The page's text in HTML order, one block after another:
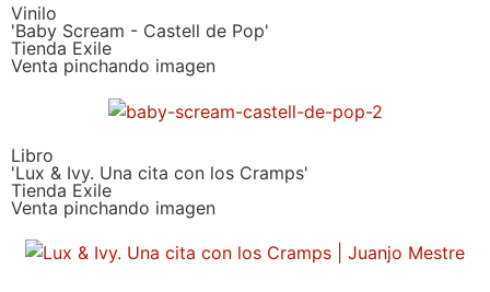
Vinilo
'Baby Scream - Castell de Pop'
Tienda Exile
Venta pinchando imagen
Libro
'Lux & Ivy. Una cita con los Cramps'
Tienda Exile
Venta pinchando imagen